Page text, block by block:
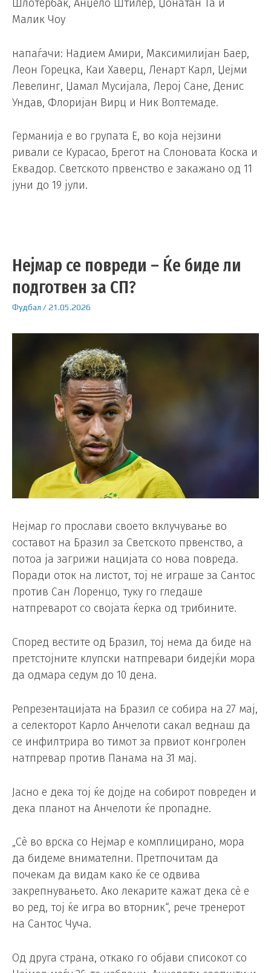
Шлотербак, Анџело Штилер, Џонатан Та и
Малик Чоу
напаѓачи: Надием Амири, Максимилијан Баер,
Леон Горецка, Каи Хаверц, Ленарт Карл, Џејми
Левелинг, Џамал ​​Мусијала, Лерој Сане, Денис
Ундав, Флоријан Вирц и Ник Волтемаде.
Германија е во групата Е, во која нејзини
ривали се Курасао, Брегот на Слоновата Коска и
Еквадор. Светското првенство е закажано од 11
јуни до 19 јули.
Нејмар се повреди – Ќе биде ли
подготвен за СП?
Фудбал /21.05.2026
Нејмар го прослави своето вклучување во
составот на Бразил за Светското првенство, а
потоа ја загрижи нацијата со нова повреда.
Поради оток на листот, тој не играше за Сантос
против Сан Лоренцо, туку го гледаше
натпреварот со својата ќерка од трибините.
Според вестите од Бразил, тој нема да биде на
претстојните клупски натпревари бидејќи мора
да одмара седум до 10 дена.
Репрезентацијата на Бразил се собира на 27 мај,
а селекторот Карло Анчелоти сакал веднаш да
се инфилтрира во тимот за првиот конгролен
натпревар против Панама на 31 мај.
Јасно е дека тој ќе дојде на собирот повреден и
дека планот на Анчелоти ќе пропадне.
„Сè во врска со Нејмар е комплицирано, мора
да бидеме внимателни. Претпочитам да
почекам да видам како ќе се одвива
закрепнувањето. Ако лекарите кажат дека сè е
во ред, тој ќе игра во вторник“, рече тренерот
на Сантос Чуча.
Од друга страна, откако го објави списокот со